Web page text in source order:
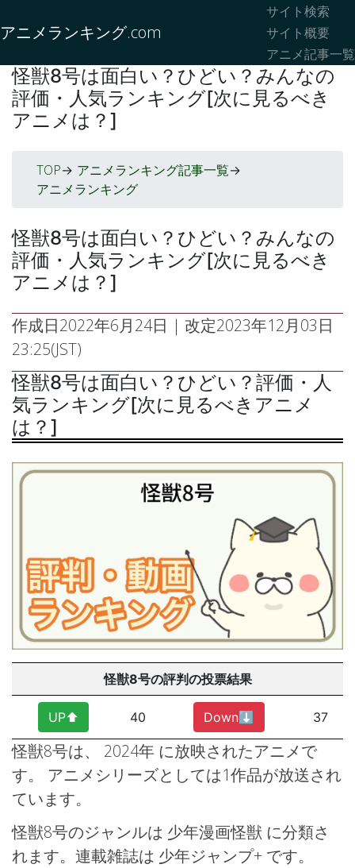
アニメランキング.com
サイト検索
サイト概要
アニメ記事一覧
怪獣8号は面白い？ひどい？みんなの
評価・人気ランキング[次に見るべき
アニメは？]
TOP-> アニメランキング記事一覧->
アニメランキング
怪獣8号は面白い？ひどい？みんなの
評価・人気ランキング[次に見るべき
アニメは？]
作成日2022年6月24日 | 改定2023年12月03日
23:25(JST)
怪獣8号は面白い？ひどい？評価・人
気ランキング[次に見るべきアニメ
は？]
怪獣8号の評判の投票結果
UP⬆︎ 40 Down⬇︎ 37
怪獣8号は、 2024年 に放映されたアニメで
す。 アニメシリーズとしては1作品が放送され
ています。
怪獣8号のジャンルは 少年漫画怪獣 に分類さ
れます。連載雑誌は 少年ジャンプ+ です。